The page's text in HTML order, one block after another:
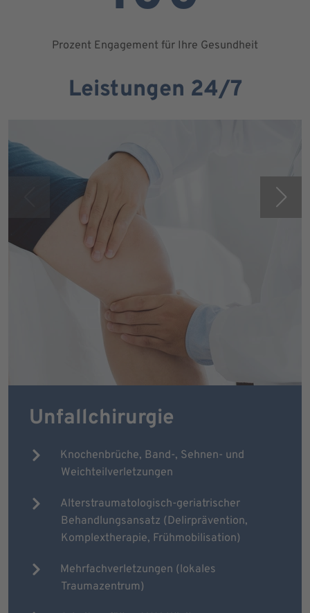
Prozent Engagement für Ihre Gesundheit
Leistungen 24/7
Unfallchirurgie
Knochenbrüche, Band-, Sehnen- und
Weichteilverletzungen
Alterstraumatologisch-geriatrischer
Behandlungsansatz (Delirprävention,
Komplextherapie, Frühmobilisation)
Mehrfachverletzungen (lokales
Traumazentrum)